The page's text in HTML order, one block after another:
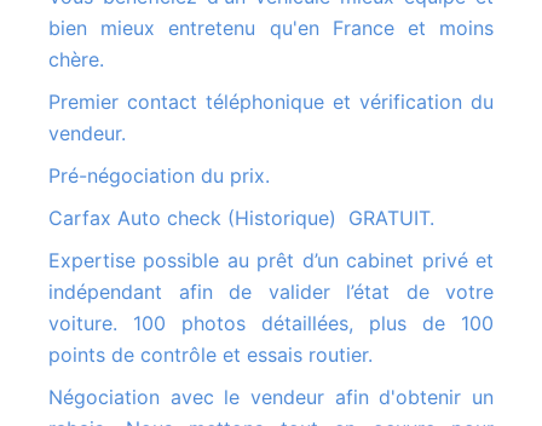
bien mieux entretenu qu'en France et moins
chère.
Premier contact téléphonique et vérification du
vendeur.
Pré-négociation du prix.
Carfax Auto check (Historique) GRATUIT.
Expertise possible au prêt d’un cabinet privé et
indépendant afin de valider l’état de votre
voiture. 100 photos détaillées, plus de 100
points de contrôle et essais routier.
Négociation avec le vendeur afin d'obtenir un